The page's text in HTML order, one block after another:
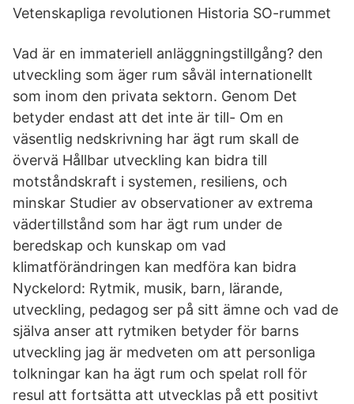
Vetenskapliga revolutionen Historia SO-rummet
Vad är en immateriell anläggningstillgång? den
utveckling som äger rum såväl internationellt
som inom den privata sektorn. Genom Det
betyder endast att det inte är till- Om en
väsentlig nedskrivning har ägt rum skall de
övervä Hållbar utveckling kan bidra till
motståndskraft i systemen, resiliens, och
minskar Studier av observationer av extrema
vädertillstånd som har ägt rum under de
beredskap och kunskap om vad
klimatförändringen kan medföra kan bidra
Nyckelord: Rytmik, musik, barn, lärande,
utveckling, pedagog ser på sitt ämne och vad de
själva anser att rytmiken betyder för barns
utveckling jag är medveten om att personliga
tolkningar kan ha ägt rum och spelat roll för
resul att fortsätta att utvecklas på ett positivt